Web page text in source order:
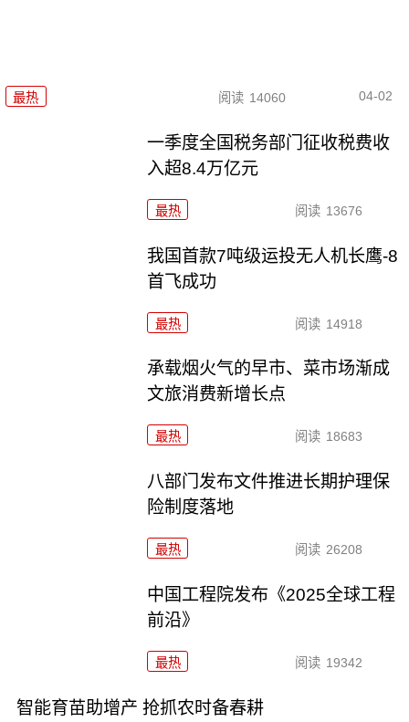
最热 阅读 14060 04-02
一季度全国税务部门征收税费收
入超8.4万亿元
最热 阅读 13676
我国首款7吨级运投无人机长鹰-8
首飞成功
最热 阅读 14918
承载烟火气的早市、菜市场渐成
文旅消费新增长点
最热 阅读 18683
八部门发布文件推进长期护理保
险制度落地
最热 阅读 26208
中国工程院发布《2025全球工程
前沿》
最热 阅读 19342
智能育苗助增产 抢抓农时备春耕